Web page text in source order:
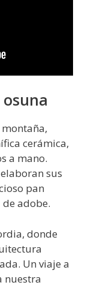
cerámica,
a mano.
sus
pan
adobe.
donde
Un viaje a
nuestra